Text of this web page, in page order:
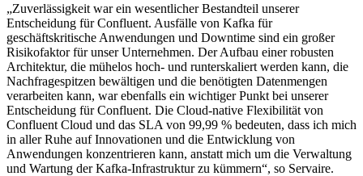
„Zuverlässigkeit war ein wesentlicher Bestandteil unserer
Entscheidung für Confluent. Ausfälle von Kafka für
geschäftskritische Anwendungen und Downtime sind ein großer
Risikofaktor für unser Unternehmen. Der Aufbau einer robusten
Architektur, die mühelos hoch- und runterskaliert werden kann, die
Nachfragespitzen bewältigen und die benötigten Datenmengen
verarbeiten kann, war ebenfalls ein wichtiger Punkt bei unserer
Entscheidung für Confluent. Die Cloud-native Flexibilität von
Confluent Cloud und das SLA von 99,99 % bedeuten, dass ich mich
in aller Ruhe auf Innovationen und die Entwicklung von
Anwendungen konzentrieren kann, anstatt mich um die Verwaltung
und Wartung der Kafka-Infrastruktur zu kümmern“, so Servaire.